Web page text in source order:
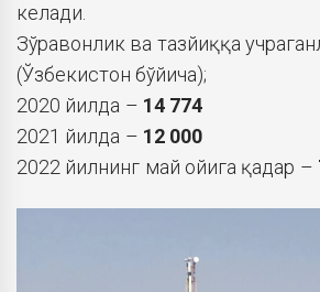
келади.
Зўравонлик ва тазйиққа
(Ўзбекистон бўйича);
2020 йилда – 14 774
2021 йилда – 12 000
2022 йилнинг май ойига қадар –